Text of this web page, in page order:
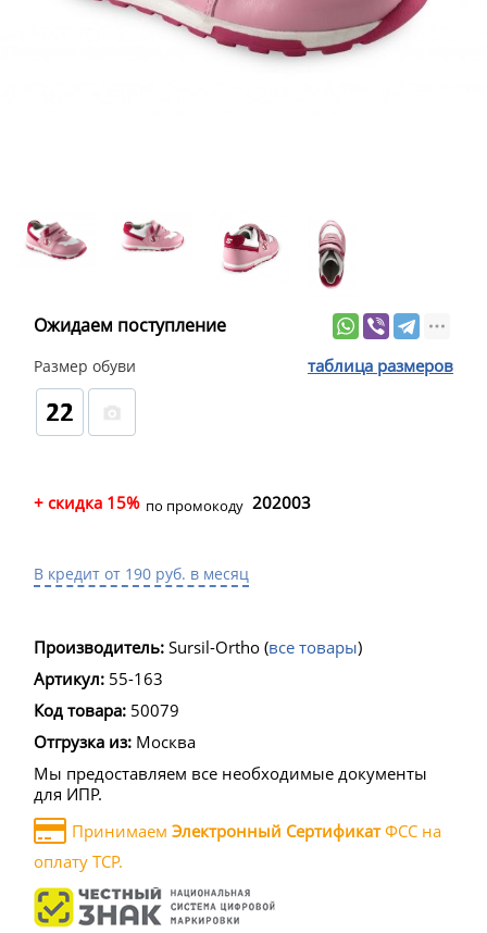
Ожидаем поступление
Размер обуви таблица размеров
+ скидка 15% по промокоду 202003
В кредит от 190 руб. в месяц
Производитель: Sursil-Ortho (все товары)
Артикул: 55-163
Код товара: 50079
Отгрузка из: Москва
Мы предоставляем все необходимые документы
для ИПР.
Принимаем Электронный СертификатФСС на
оплату ТСР.